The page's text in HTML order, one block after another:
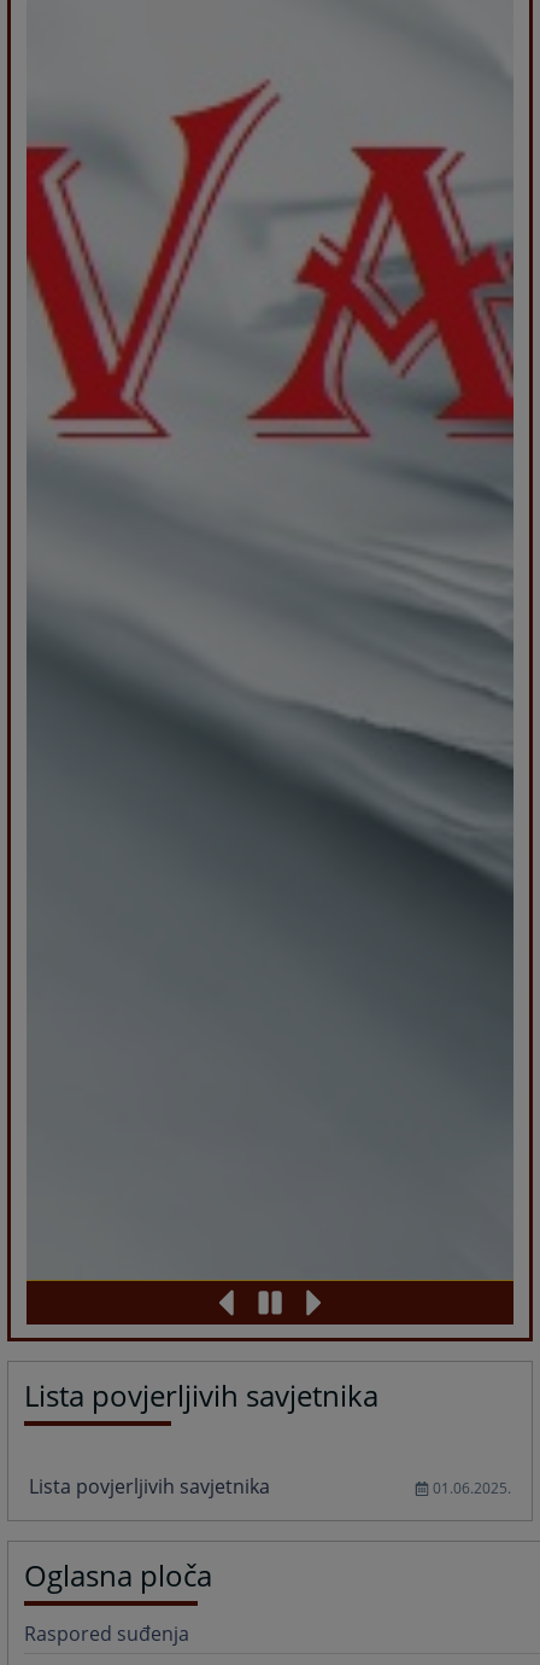
Lista povjerljivih savjetnika
Lista povjerljivih savjetnika 01.06.2025.
Oglasna ploča
Raspored suđenja